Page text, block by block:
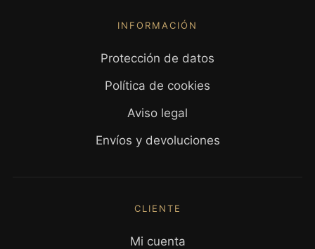
INFORMACIÓN
Protección de datos
Política de cookies
Aviso legal
Envíos y devoluciones
CLIENTE
Mi cuenta